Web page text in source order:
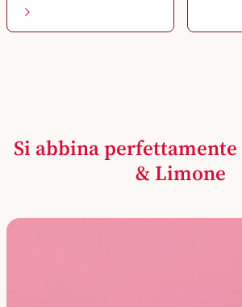
Si abbina perfettamente
& Limone